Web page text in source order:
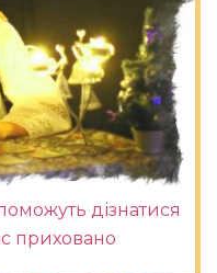
дізнатися
приховано